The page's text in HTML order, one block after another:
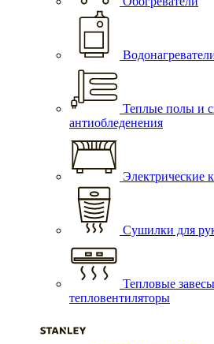
Теплые полы и
антиобледенения
Электрические
Сушилки для
Тепловые
тепловентиляторы